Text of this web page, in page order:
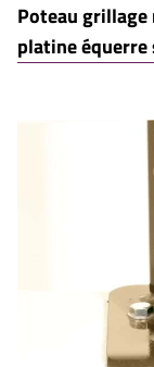
Poteau grillage
platine équerre